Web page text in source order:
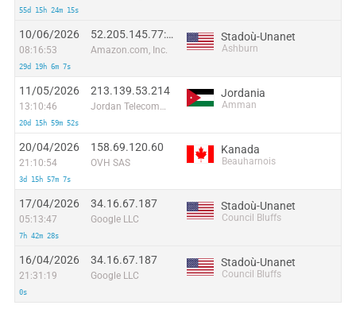
55d 15h 24m 15s
10/06/2026
08:16:53
29d 19h 6m 7s
52.205.145.77:36051
Amazon.com, Inc.
Stadoù-Unanet
Ashburn
11/05/2026
13:10:46
20d 15h 59m 52s
213.139.53.214
Jordan Telecommunications PSC
Jordania
Amman
20/04/2026
21:10:54
3d 15h 57m 7s
158.69.120.60
OVH SAS
Kanada
Beauharnois
17/04/2026
05:13:47
7h 42m 28s
34.16.67.187
Google LLC
Stadoù-Unanet
Council Bluffs
16/04/2026
21:31:19
0s
34.16.67.187
Google LLC
Stadoù-Unanet
Council Bluffs